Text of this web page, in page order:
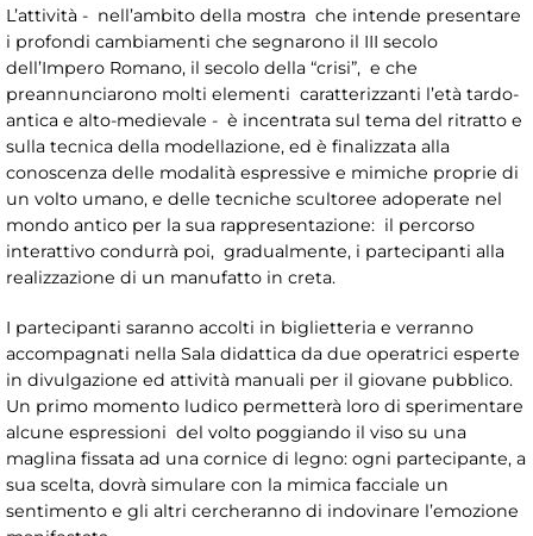
L’attività - nell’ambito della mostra che intende presentare
i profondi cambiamenti che segnarono il III secolo
dell’Impero Romano, il secolo della “crisi”, e che
preannunciarono molti elementi caratterizzanti l’età tardo-
antica e alto-medievale - è incentrata sul tema del ritratto e
sulla tecnica della modellazione, ed è finalizzata alla
conoscenza delle modalità espressive e mimiche proprie di
un volto umano, e delle tecniche scultoree adoperate nel
mondo antico per la sua rappresentazione: il percorso
interattivo condurrà poi, gradualmente, i partecipanti alla
realizzazione di un manufatto in creta.
I partecipanti saranno accolti in biglietteria e verranno
accompagnati nella Sala didattica da due operatrici esperte
in divulgazione ed attività manuali per il giovane pubblico.
Un primo momento ludico permetterà loro di sperimentare
alcune espressioni del volto poggiando il viso su una
maglina fissata ad una cornice di legno: ogni partecipante, a
sua scelta, dovrà simulare con la mimica facciale un
sentimento e gli altri cercheranno di indovinare l’emozione